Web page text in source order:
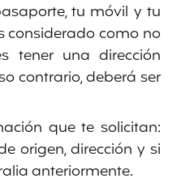
tu móvil y tu
considerado como no
tener una dirección
contrario, deberá ser
que te solicitan:
origen, dirección y si
anteriormente.